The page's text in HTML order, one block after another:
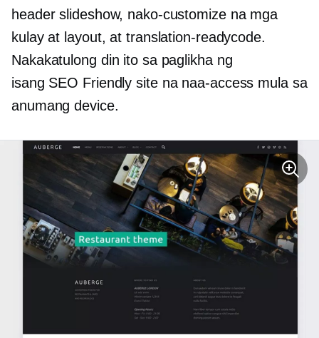
header slideshow, nako-customize na mga
kulay at layout, at translation-readycode.
Nakakatulong din ito sa paglikha ng
isang SEO Friendly site na naa-access mula sa
anumang device.